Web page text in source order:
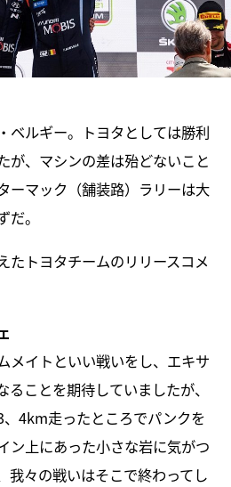
ベルギー。トヨタとしては勝利
が、マシンの差は殆どないこと
ーマック（舗装路）ラリーは大
。
たトヨタチームのリリースコメ
メイトといい戦いをし、エキサ
ことを期待していましたが、
4km走ったところでパンクを
ン上にあった小さな岩に気がつ
我々の戦いはそこで終わってし